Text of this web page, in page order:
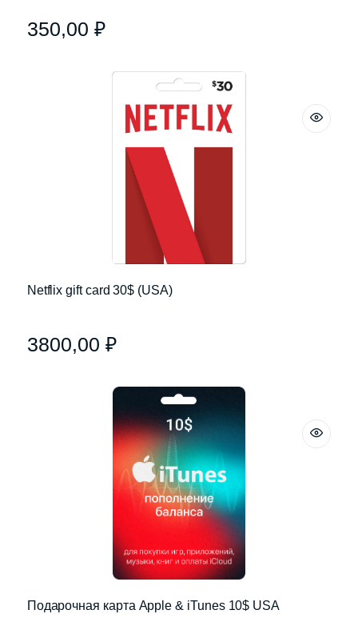
350,00 ₽
Netflix gift card 30$ (USA)
3800,00 ₽
Подарочная карта Apple & iTunes 10$ USA